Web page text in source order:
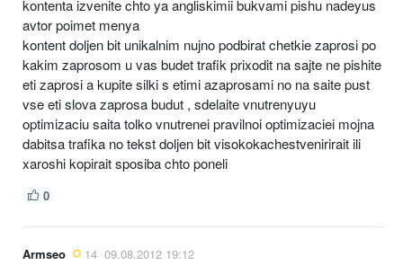
kontenta izvenite chto ya angliskimii bukvami pishu nadeyus
avtor poimet menya
kontent doljen bit unikalnim nujno podbirat chetkie zaprosi po
kakim zaprosom u vas budet trafik prixodit na sajte ne pishite
eti zaprosi a kupite silki s etimi azaprosami no na saite pust
vse eti slova zaprosa budut , sdelaite vnutrenyuyu
optimizaciu saita tolko vnutrenei pravilnoi optimizaciei mojna
dabitsa trafika no tekst doljen bit visokokachestvenirirait ili
xaroshi kopirait sposiba chto poneli
0
Armseo 14 09.08.2012 19:12